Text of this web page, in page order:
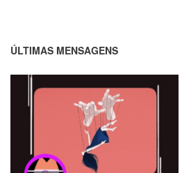
ÚLTIMAS MENSAGENS